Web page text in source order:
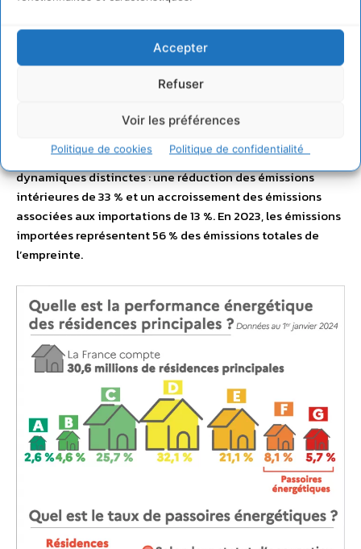
Accepter
Refuser
Voir les préférences
Politique de cookies Politique de confidentialité
émissions de GES liées à la consommation des Français,
que celles-ci soient émises sur le territoire national ou
émises à l’étranger pour satisfaire la demande française.
éq, soit 9,4 t de CO2éq par habitant, en baisse
carbone a diminué de 13 %, cette baisse traduisant deux
dynamiques distinctes : une réduction des émissions
intérieures de 33 % et un accroissement des émissions
associées aux importations de 13 %. En 2023, les émissions
importées représentent 56 % des émissions totales de
l’empreinte.